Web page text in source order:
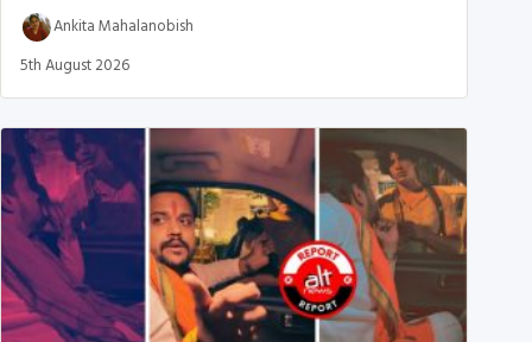
Ankita Mahalanobish
5th August 2026